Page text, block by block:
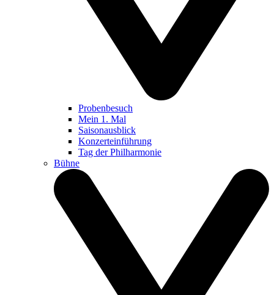
Probenbesuch
Mein 1. Mal
Saisonausblick
Konzerteinführung
Tag der Philharmonie
Bühne